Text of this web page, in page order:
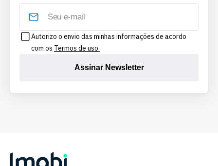
Autorizo o envio das minhas informações de acordo
com os Termos de uso.
Assinar Newsletter